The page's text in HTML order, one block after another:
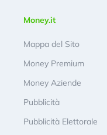
Money.it
Mappa del Sito
Money Premium
Money Aziende
Pubblicità
Pubblicità Elettorale